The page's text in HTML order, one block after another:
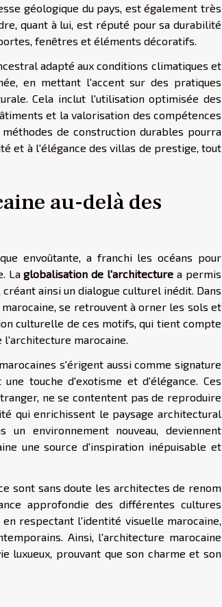
géologique du pays, est également très
quant à lui, est réputé pour sa durabilité
fenêtres et éléments décoratifs.
adapté aux conditions climatiques et
en mettant l'accent sur des pratiques
Cela inclut l'utilisation optimisée des
et la valorisation des compétences
de construction durables pourra
et à l'élégance des villas de prestige, tout
au-delà des
envoûtante, a franchi les océans pour
Laglobalisation de l'architecture a permis
créant ainsi un dialogue culturel inédit. Dans
se retrouvent à orner les sols et
culturelle de ces motifs, qui tient compte
l'architecture marocaine.
s'érigent aussi comme signature
touche d'exotisme et d'élégance. Ces
ne se contentent pas de reproduire
qui enrichissent le paysage architectural
un environnement nouveau, deviennent
une source d'inspiration inépuisable et
sont sans doute les architectes de renom
approfondie des différentes cultures
respectant l'identité visuelle marocaine,
Ainsi, l'architecture marocaine
luxueux, prouvant que son charme et son